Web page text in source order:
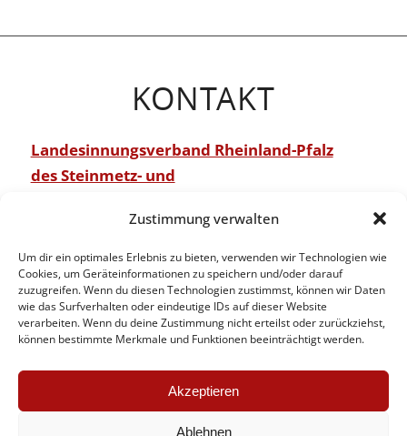
Zustimmung verwalten
Um dir ein optimales Erlebnis zu bieten, verwenden wir Technologien wie
Cookies, um Geräteinformationen zu speichern und/oder darauf
zuzugreifen. Wenn du diesen Technologien zustimmst, können wir Daten
wie das Surfverhalten oder eindeutige IDs auf dieser Website
verarbeiten. Wenn du deine Zustimmung nicht erteilst oder zurückziehst,
können bestimmte Merkmale und Funktionen beeinträchtigt werden.
Akzeptieren
Ablehnen
KONTAKT
Landesinnungsverband Rheinland-Pfalz
des Steinmetz- und
D – 67659 Kaiserslautern
Tel.: 0631 37122-33
Mail: info[at]liv-steinmetz-rheinland-pfalz.de